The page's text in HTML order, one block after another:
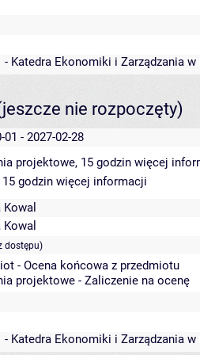
- Katedra Ekonomiki i Zarządzania w
nie rozpoczęty)
01 - 2027-02-28
projektowe, 15 godzin więcej
15 godzin więcej informacji
Kowal
Kowal
dostępu)
- Ocena końcowa z przedmiotu
projektowe - Zaliczenie na ocenę
- Katedra Ekonomiki i Zarządzania w